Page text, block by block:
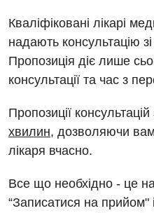
Мамографія
Нейросонографія
Рентгенографія
Для дорослих
Алергологія, імунологія
Діагностичне відділення
Ендоскопічне відділення
Онкологічне відділлення
Офтальмологічне
Педіатричне відділення
Травматологічне
Лікування гострого інфаркту
Національний скринінг здоров’я 40+
Українська
Російська
Кваліфіковані лікарі
надають консультацію
Пропозиція діє лише
консультації та час з
Пропозиції
хвилин, дозволяючи
лікаря вчасно.
Все що необхідно - це
“Записатися на